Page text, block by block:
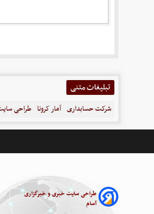
تبلیغات متنی
شرکت حسابداری آمار کرونا طراحی
طراحی سایت خبری و خبرگزاری
آسام